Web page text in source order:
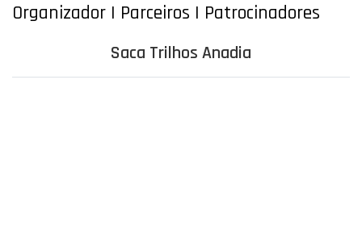
Organizador | Parceiros | Patrocinadores
Saca Trilhos Anadia